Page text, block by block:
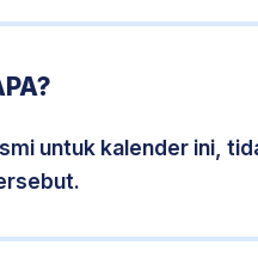
untuk kalender ini,